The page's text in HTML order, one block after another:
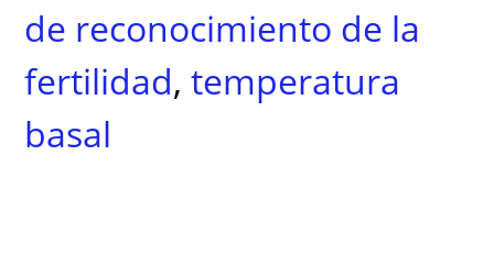
de reconocimiento de la
fertilidad,temperatura
basal